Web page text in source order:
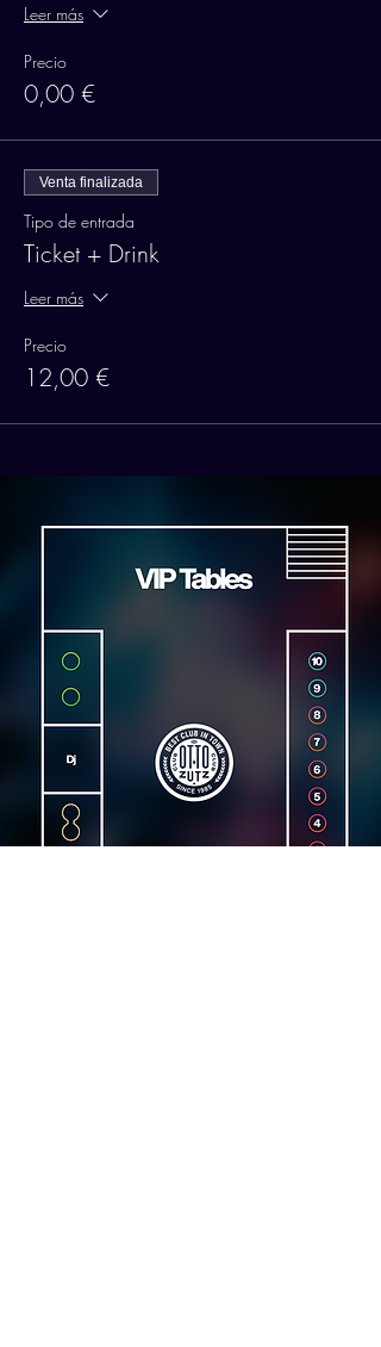
Leer más
Precio
0,00 €
Venta finalizada
Tipo de entrada
Ticket + Drink
Leer más
Precio
12,00 €